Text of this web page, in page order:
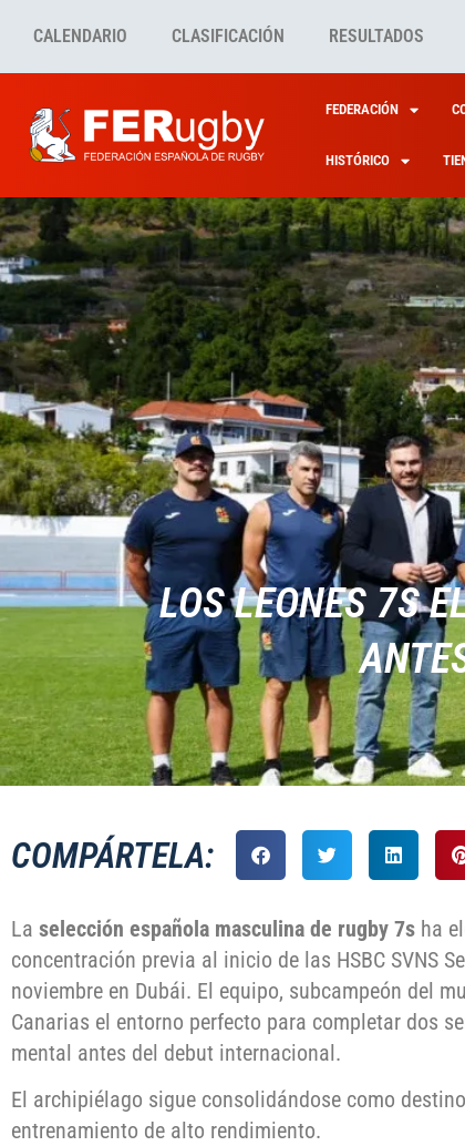
CALENDARIO CLASIFICACIÓN RESULTADOS
FEDERACIÓN
HISTÓRICO
LOS LEONES 7S
COMPÁRTELA:
La selección española masculina de rugby 7s ha
concentración previa al inicio de las HSBC SVNS
noviembre en Dubái. El equipo, subcampeón del
Canarias el entorno perfecto para completar dos
mental antes del debut internacional.
El archipiélago sigue consolidándose como
entrenamiento de alto rendimiento.